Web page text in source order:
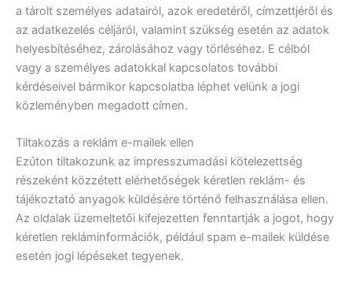
a tárolt személyes adatairól, azok eredetéről, címzettjéről és
az adatkezelés céljáról, valamint szükség esetén az adatok
helyesbítéséhez, zárolásához vagy törléséhez. E célból
vagy a személyes adatokkal kapcsolatos további
kérdéseivel bármikor kapcsolatba léphet velünk a jogi
közleményben megadott címen.
Tiltakozás a reklám e-mailek ellen
Ezúton tiltakozunk az impresszumadási kötelezettség
részeként közzétett elérhetőségek kéretlen reklám- és
tájékoztató anyagok küldésére történő felhasználása ellen.
Az oldalak üzemeltetői kifejezetten fenntartják a jogot, hogy
kéretlen rekláminformációk, például spam e-mailek küldése
esetén jogi lépéseket tegyenek.